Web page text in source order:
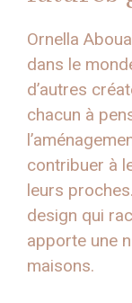
Ornella
dans le
d’autres
chacun à
contribuer à
leurs
design qui
apporte une
maisons.